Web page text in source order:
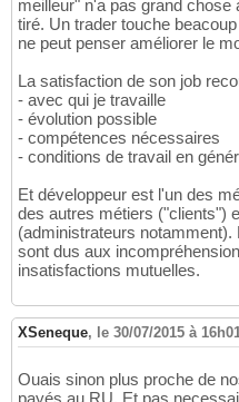
meilleur" n'a pas grand
tiré. Un trader touche
ne peut penser améliorer le
La satisfaction de son job
- avec qui je travaille
- évolution possible
- compétences nécessaires
- conditions de travail en
Et développeur est l'un des
des autres métiers ("clients")
(administrateurs
sont dus aux
insatisfactions mutuelles.
XSeneque, le 30/07/2015 à
Ouais sinon plus proche de
payés au RU. Et pas